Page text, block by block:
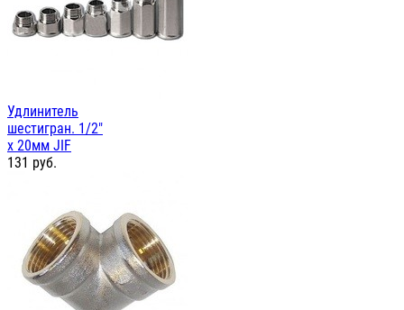
Удлинитель
шестигран. 1/2"
х 20мм JIF
131 руб.